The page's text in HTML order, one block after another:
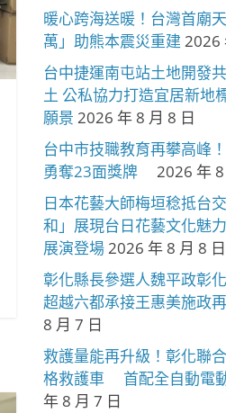
暖心跨海送暖！台灣首廟
萬」助熊本震災重建 2026
台中捷運南屯站土地開發
土 公私協力打造宜居新地
願景 2026 年 8 月 8 日
台中市技職教育再攀高峰
勇奪23面獎牌
2026 年
日本花藝大師梅垣稔抵台
和」展現台日花藝文化魅
展演登場2026 年 8 月 8 日
彰化縣長參選人魏平政彰
超越六都承接王惠美施政
8 月 7 日
救護量能再升級！彰化聯
格救護車 首配全自動電
年 8 月 7 日